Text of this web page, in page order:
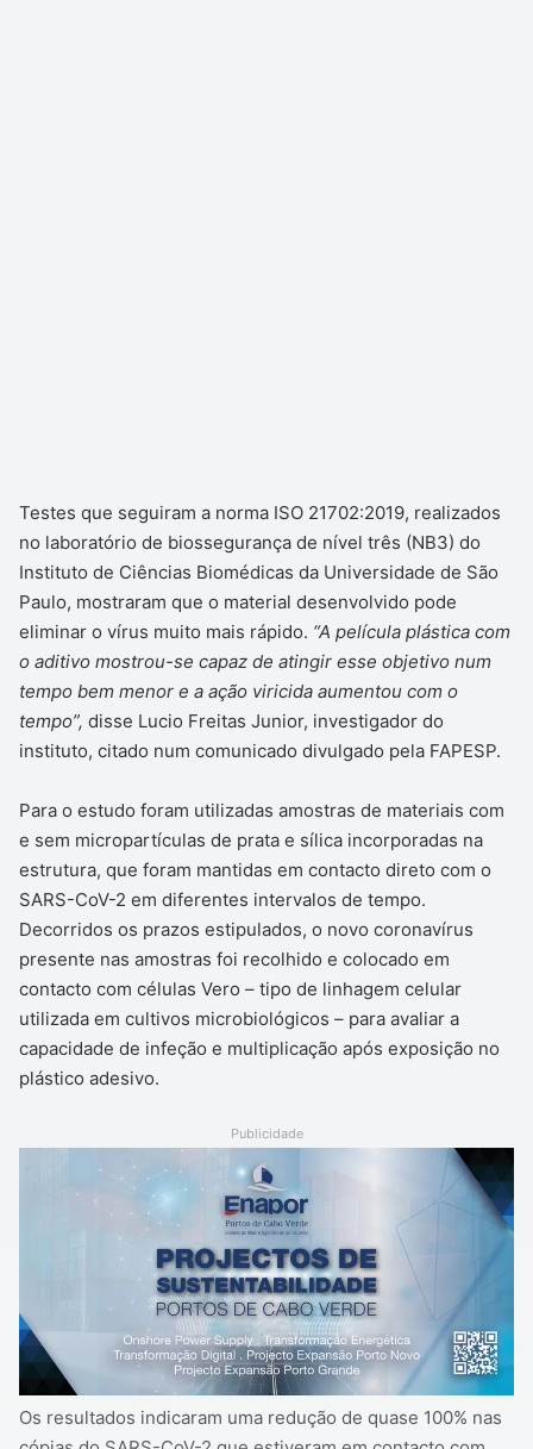
Testes que seguiram a norma ISO 21702:2019, realizados
no laboratório de biossegurança de nível três (NB3) do
Instituto de Ciências Biomédicas da Universidade de São
Paulo, mostraram que o material desenvolvido pode
eliminar o vírus muito mais rápido. “A película plástica com
o aditivo mostrou-se capaz de atingir esse objetivo num
tempo bem menor e a ação viricida aumentou com o
tempo”, disse Lucio Freitas Junior, investigador do
instituto, citado num comunicado divulgado pela FAPESP.
Para o estudo foram utilizadas amostras de materiais com
e sem micropartículas de prata e sílica incorporadas na
estrutura, que foram mantidas em contacto direto com o
SARS-CoV-2 em diferentes intervalos de tempo.
Decorridos os prazos estipulados, o novo coronavírus
presente nas amostras foi recolhido e colocado em
contacto com células Vero – tipo de linhagem celular
utilizada em cultivos microbiológicos – para avaliar a
capacidade de infeção e multiplicação após exposição no
plástico adesivo.
Publicidade
Os resultados indicaram uma redução de quase 100% nas